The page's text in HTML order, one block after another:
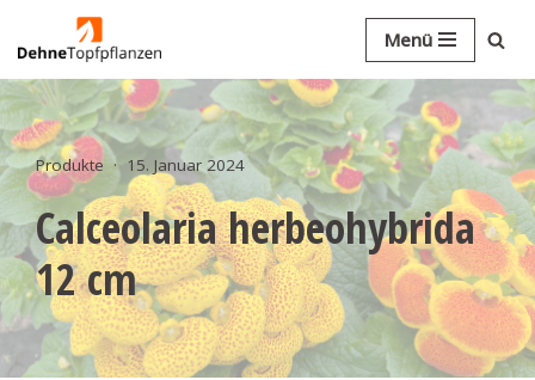
Zum
Inhalt
springen
Menü
Produkte 15. Januar 2024
Calceolaria herbeohybrida
12 cm